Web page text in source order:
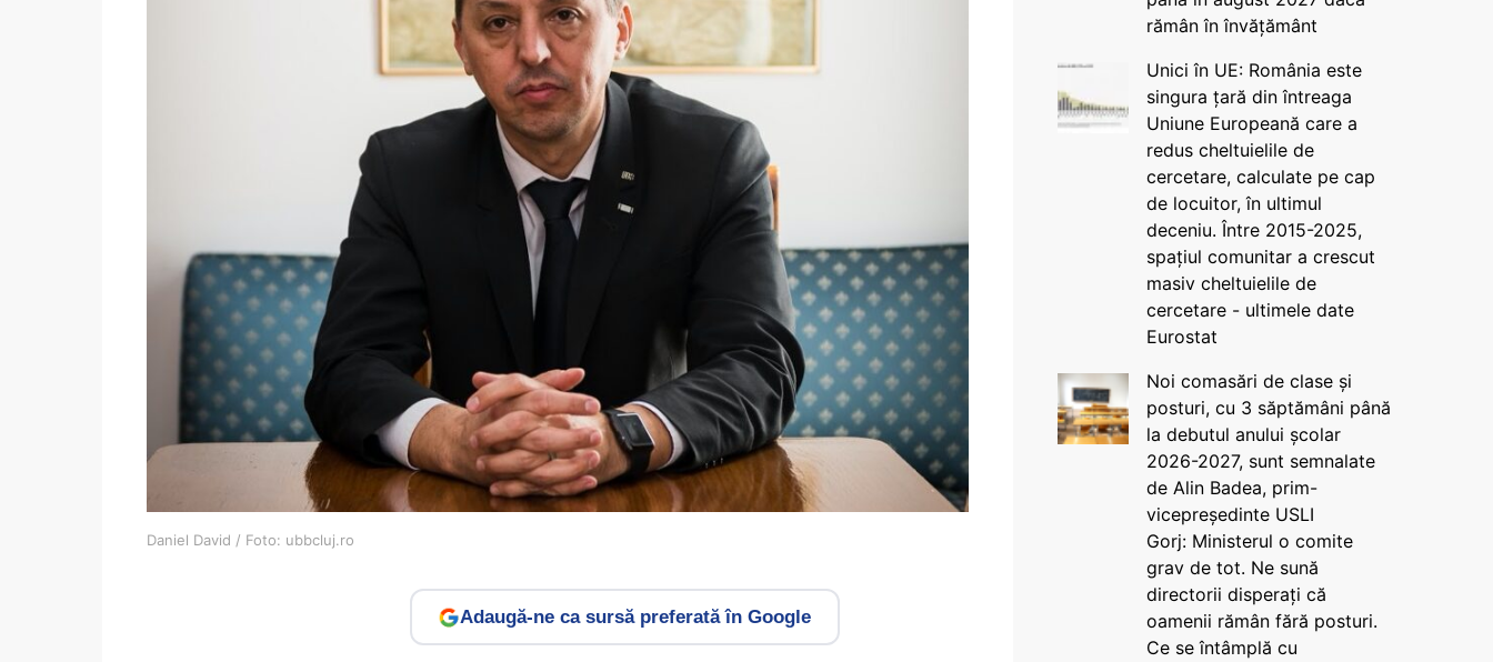
Daniel David / Foto: ubbcluj.ro
Adaugă-ne ca sursă preferată în Google
rămân în învățământ
Unici în UE: România este
singura țară din întreaga
Uniune Europeană care a
redus cheltuielile de
cercetare, calculate pe cap
de locuitor, în ultimul
deceniu. Între 2015-2025,
spațiul comunitar a crescut
masiv cheltuielile de
cercetare - ultimele date
Eurostat
Noi comasări de clase și
posturi, cu 3 săptămâni până
la debutul anului școlar
2026-2027, sunt semnalate
de Alin Badea, prim-
vicepreședinte USLI
Gorj: Ministerul o comite
grav de tot. Ne sună
directorii disperați că
oamenii rămân fără posturi.
Ce se întâmplă cu